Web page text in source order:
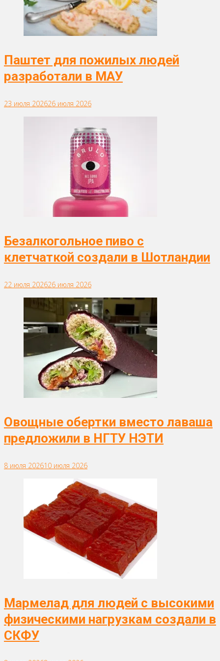
Паштет для пожилых людей
разработали в МАУ
23 июля 202626 июля 2026
Безалкогольное пиво с
клетчаткой создали в Шотландии
22 июля 202626 июля 2026
Овощные обертки вместо лаваша
предложили в НГТУ НЭТИ
8 июля 202610 июля 2026
Мармелад для людей с высокими
физическими нагрузкам создали в
СКФУ